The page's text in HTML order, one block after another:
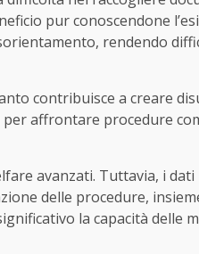
pur conoscendone
rendendo
contribuisce a creare
affrontare procedure
avanzati. Tuttavia, i
delle procedure,
la capacità delle